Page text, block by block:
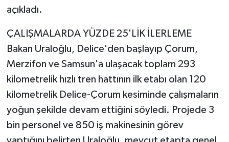
açıkladı.
ÇALIŞMALARDA YÜZDE 25'LİK İLERLEME
Bakan Uraloğlu, Delice'den başlayıp Çorum,
Merzifon ve Samsun'a ulaşacak toplam 293
kilometrelik hızlı tren hattının ilk etabı olan 120
kilometrelik Delice-Çorum kesiminde çalışmaların
yoğun şekilde devam ettiğini söyledi. Projede 3
bin personel ve 850 iş makinesinin görev